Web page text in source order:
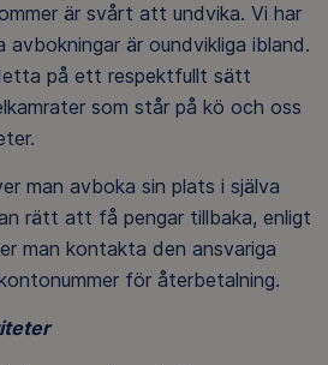
är svårt att undvika. Vi har
är oundvikliga ibland.
på ett respektfullt sätt
som står på kö och oss
man avboka sin plats i själva
rätt att få pengar tillbaka, enligt
man kontakta den ansvariga
för återbetalning.